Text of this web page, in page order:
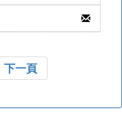
2026/8/6 下午 01:41:00
下一頁